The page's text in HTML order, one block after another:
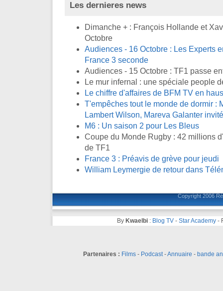
Les dernieres news
Dimanche + : François Hollande et
Octobre
Audiences - 16 Octobre : Les Experts
France 3 seconde
Audiences - 15 Octobre : TF1 passe
Le mur infernal : une spéciale people
Le chiffre d'affaires de BFM TV en
T'empêches tout le monde de dormir :
Lambert Wilson, Mareva Galanter
M6 : Un saison 2 pour Les Bleus
Coupe du Monde Rugby : 42 millions
de TF1
France 3 : Préavis de grève pour jeudi
William Leymergie de retour dans
Copyright 2006
By Kwaelbi: Blog TV- Star Academy-
Partenaires : Films- Podcast-Annuaire - bande